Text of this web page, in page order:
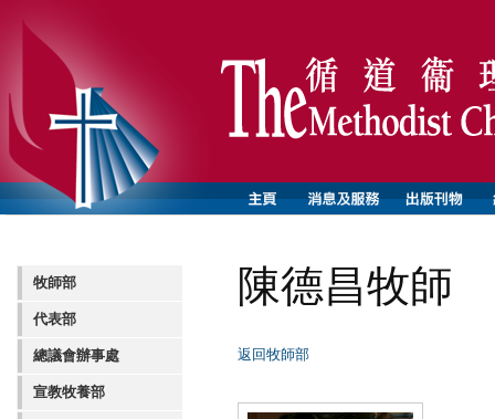
牧師部
代表部
總議會辦事處
宣教牧養部
陳德昌牧師
返回牧師部